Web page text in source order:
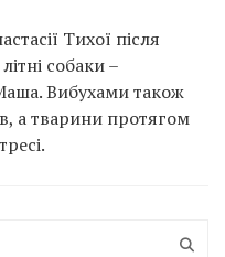
Тихої після
собаки –
Вибухами також
а тварини протягом